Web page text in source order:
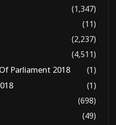
(1,347)
(11)
(2,237)
(4,511)
Parliament 2018
(1)
(1)
(698)
(49)